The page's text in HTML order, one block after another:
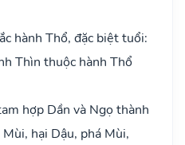
hành Thổ, đặc biệt tuổi:
Thìn thuộc hành Thổ
hợp Dần và Ngọ thành
hại Dậu, phá Mùi,